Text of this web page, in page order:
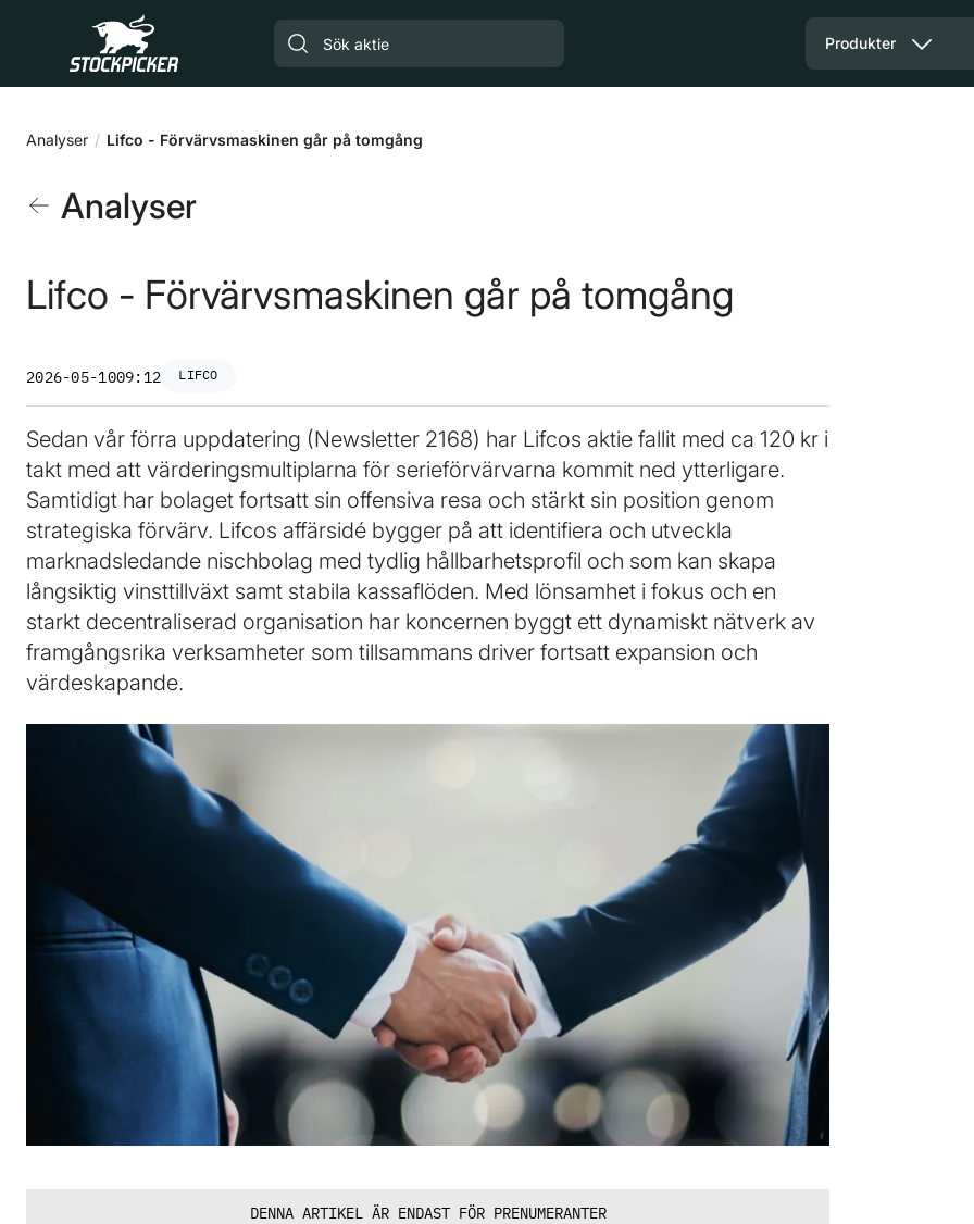
Gå till huvudinnehåll
Produkter
Analyser Lifco - Förvärvsmaskinen går på tomgång
Analyser
Lifco - Förvärvsmaskinen går på tomgång
2026-05-1009:12 LIFCO
Sedan vår förra uppdatering (Newsletter 2168) har Lifcos aktie fallit med ca 120 kr i
takt med att värderingsmultiplarna för serieförvärvarna kommit ned ytterligare.
Samtidigt har bolaget fortsatt sin offensiva resa och stärkt sin position genom
strategiska förvärv. Lifcos affärsidé bygger på att identifiera och utveckla
marknadsledande nischbolag med tydlig hållbarhetsprofil och som kan skapa
långsiktig vinsttillväxt samt stabila kassaflöden. Med lönsamhet i fokus och en
starkt decentraliserad organisation har koncernen byggt ett dynamiskt nätverk av
framgångsrika verksamheter som tillsammans driver fortsatt expansion och
värdeskapande.
DENNA ARTIKEL ÄR ENDAST FÖR PRENUMERANTER